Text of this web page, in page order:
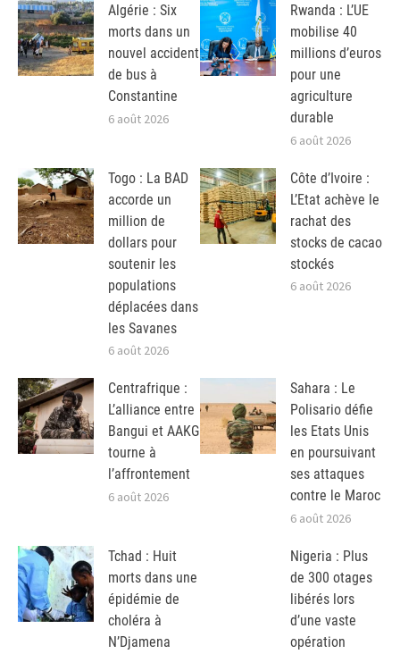
Algérie : Six
morts dans un
nouvel accident
de bus à
Constantine
6 août 2026
Rwanda : L’UE
mobilise 40
millions d’euros
pour une
agriculture
durable
6 août 2026
Togo : La BAD
accorde un
million de
dollars pour
soutenir les
populations
déplacées dans
les Savanes
6 août 2026
Côte d’Ivoire :
L’Etat achève le
rachat des
stocks de cacao
stockés
6 août 2026
Centrafrique :
L’alliance entre
Bangui et AAKG
tourne à
l’affrontement
6 août 2026
Sahara : Le
Polisario défie
les Etats Unis
en poursuivant
ses attaques
contre le Maroc
6 août 2026
Tchad : Huit
morts dans une
épidémie de
choléra à
N’Djamena
Nigeria : Plus
de 300 otages
libérés lors
d’une vaste
opération